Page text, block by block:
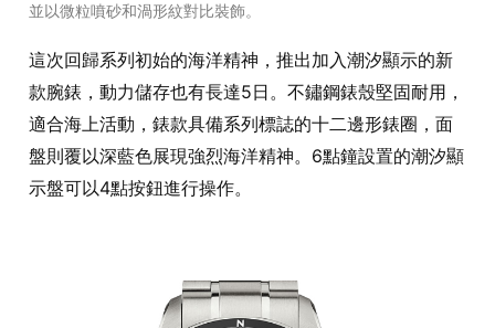
並以微粒噴砂和渦形紋對比裝飾。
這次回歸系列初始的海洋精神，推出加入潮汐顯示的新
款腕錶，動力儲存也有長達5日。不鏽鋼錶殼堅固耐用，
適合海上活動，錶款具備系列標誌的十二邊形錶圈，面
盤則覆以深藍色展現強烈海洋精神。6點鐘設置的潮汐顯
示盤可以4點按鈕進行操作。